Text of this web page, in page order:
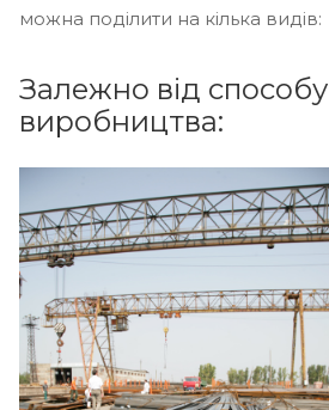
можна поділити на кілька видів:
Залежно від способу
виробництва: